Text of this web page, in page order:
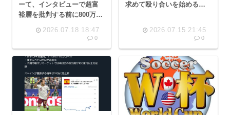
ーて、インタビューで超富
裕層を批判する前に800万円
2026.07.18 18:47
0
求めて殴り合いを始める…
2026.07.15 21:45
0